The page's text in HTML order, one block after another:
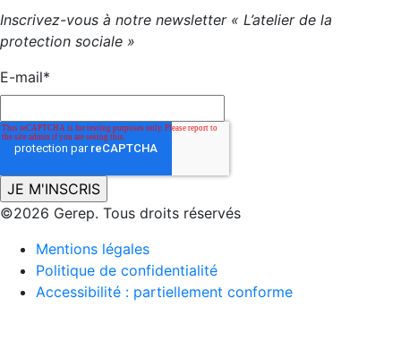
Inscrivez-vous à notre newsletter « L’atelier de la
protection sociale »
E-mail*
©2026 Gerep. Tous droits réservés
Mentions légales
Politique de confidentialité
Accessibilité : partiellement conforme